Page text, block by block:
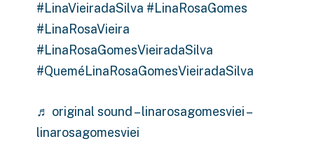
#LinaVieiradaSilva #LinaRosaGomes
#LinaRosaVieira
#LinaRosaGomesVieiradaSilva
#QueméLinaRosaGomesVieiradaSilva
♬ original sound – linarosagomesviei –
linarosagomesviei